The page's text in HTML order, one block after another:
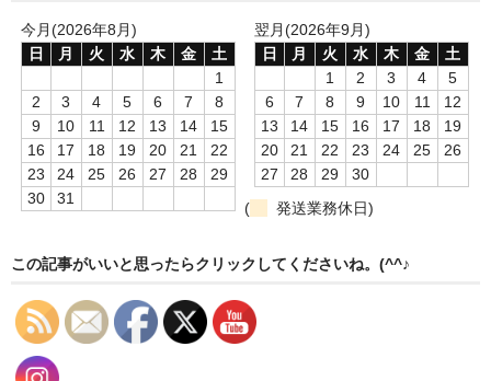
その他食品
漬物・佃煮
野沢菜
椎茸
梅
もろみ漬け
その他
麺類
今月(2026年8月)
日
月 火 水 木 金
土
1
2
3 4 5 6 7
8
9
10 11 12 13 14
15
16
17 18 19 20 21
22
23
24 25 26 27 28
29
30
31
翌月(2026年9月)
日
月 火 水 木 金
土
1
2 3 4
5
6
7 8 9 10 11
12
13
14 15 16 17 18
19
20
21 22 23 24 25
26
27
28 29
30
(
発送業務休日)
この記事がいいと思ったらクリックしてくださいね。(^^♪